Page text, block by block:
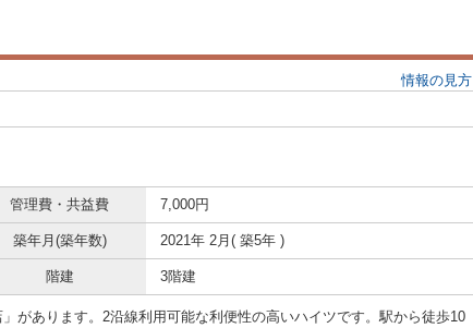
情報の見方
管理費・共益費 7,000円
築年月(築年数) 2021年 2月( 築5年 )
階建 3階建
があります。2沿線利用可能な利便性の高いハイツです。駅から徒歩10